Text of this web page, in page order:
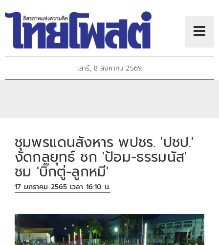
เสาร์, 8 สิงหาคม 2569
ชุมพรแดนสังหาร พปชร. 'ปชป.'
งัดกลยุทธ์ ชก 'ป้อม-ธรรมนัส'
ชม 'บิ๊กตู่-ลูกหมี'
17 มกราคม 2565 เวลา 16:10 น.